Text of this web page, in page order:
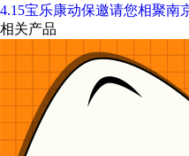
4.15宝乐康动保邀请您相聚南
相关产品